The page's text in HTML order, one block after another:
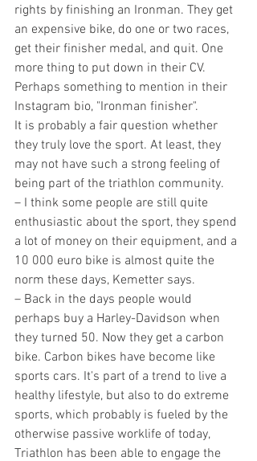
rights by finishing an Ironman. They get
an expensive bike, do one or two races,
get their finisher medal, and quit. One
more thing to put down in their CV.
Perhaps something to mention in their
Instagram bio, "Ironman finisher".
It is probably a fair question whether
they truly love the sport. At least, they
may not have such a strong feeling of
being part of the triathlon community.
– I think some people are still quite
enthusiastic about the sport, they spend
a lot of money on their equipment, and a
10 000 euro bike is almost quite the
norm these days, Kemetter says.
– Back in the days people would
perhaps buy a Harley-Davidson when
they turned 50. Now they get a carbon
bike. Carbon bikes have become like
sports cars. It's part of a trend to live a
healthy lifestyle, but also to do extreme
sports, which probably is fueled by the
otherwise passive worklife of today,
Triathlon has been able to engage the